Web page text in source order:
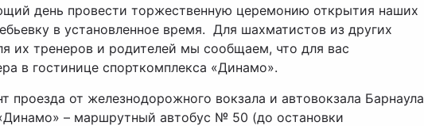
день провести торжественную церемонию открытия наших
в установленное время. Для шахматистов из других
их тренеров и родителей мы сообщаем, что для вас
в гостинице спорткомплекса «Динамо».
проезда от железнодорожного вокзала и автовокзала Барнаула
– маршрутный автобус № 50 (до остановки